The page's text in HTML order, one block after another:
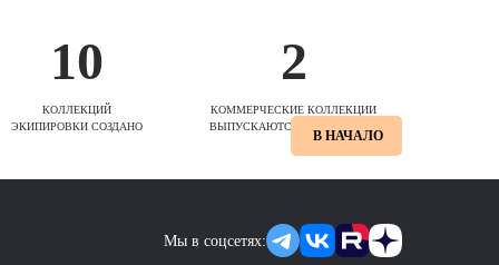
10
КОЛЛЕКЦИЙ
ЭКИПИРОВКИ СОЗДАНО
2
КОММЕРЧЕСКИЕ КОЛЛЕКЦИИ
ВЫПУСКАЮТСЯ ЕЖЕСЕЗОННО
В НАЧАЛО
Мы в соцсетях: